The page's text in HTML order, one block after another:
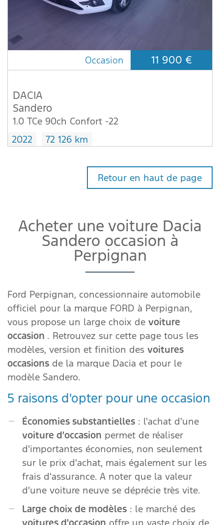
Occasion 11 900 €
DACIA
Sandero
1.0 TCe 90ch Confort -22
2022
72 126 km
Retour en haut de page
Acheter une voiture Dacia
Sandero occasion à
Perpignan
Ford Perpignan, concessionnaire automobile
officiel pour la marque FORD à Perpignan,
vous propose un large choix de voiture
occasion . Retrouvez sur cette page tous les
modèles, version et finition des voitures
occasions de la marque Dacia et pour le
modèle Sandero.
5 raisons d'opter pour une occasion
Économies substantielles : l'achat d'une
voiture d'occasion permet de réaliser
d'importantes économies, non seulement
sur le prix d'achat, mais également sur les
frais d'assurance. A noter que la valeur
d'une voiture neuve se déprécie très vite.
Large choix de modèles : le marché des
voitures d'occasion offre un vaste choix de